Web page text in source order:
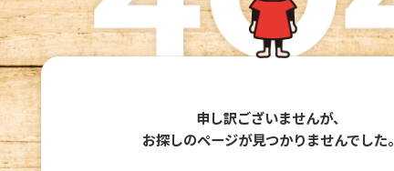
申し訳ございませんが、
お探しのページが見つかりませんでした。